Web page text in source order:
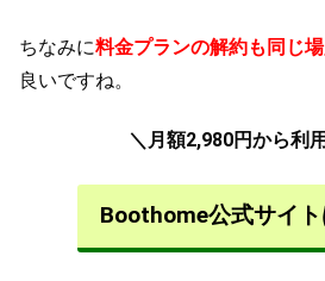
ちなみに料金プランの解約も同じ
良いですね。
＼月額2,980円から利
Boothome公式サイ